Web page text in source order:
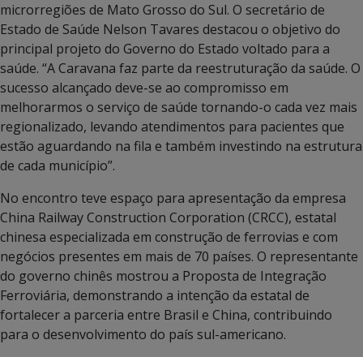
microrregiões de Mato Grosso do Sul. O secretário de
Estado de Saúde Nelson Tavares destacou o objetivo do
principal projeto do Governo do Estado voltado para a
saúde. “A Caravana faz parte da reestruturação da saúde. O
sucesso alcançado deve-se ao compromisso em
melhorarmos o serviço de saúde tornando-o cada vez mais
regionalizado, levando atendimentos para pacientes que
estão aguardando na fila e também investindo na estrutura
de cada município”.
No encontro teve espaço para apresentação da empresa
China Railway Construction Corporation (CRCC), estatal
chinesa especializada em construção de ferrovias e com
negócios presentes em mais de 70 países. O representante
do governo chinês mostrou a Proposta de Integração
Ferroviária, demonstrando a intenção da estatal de
fortalecer a parceria entre Brasil e China, contribuindo
para o desenvolvimento do país sul-americano.